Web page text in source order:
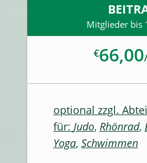
Mitglieder bis
€66,00/
optional zzgl.
für: Judo, Rhönrad,
Yoga, Schwimmen